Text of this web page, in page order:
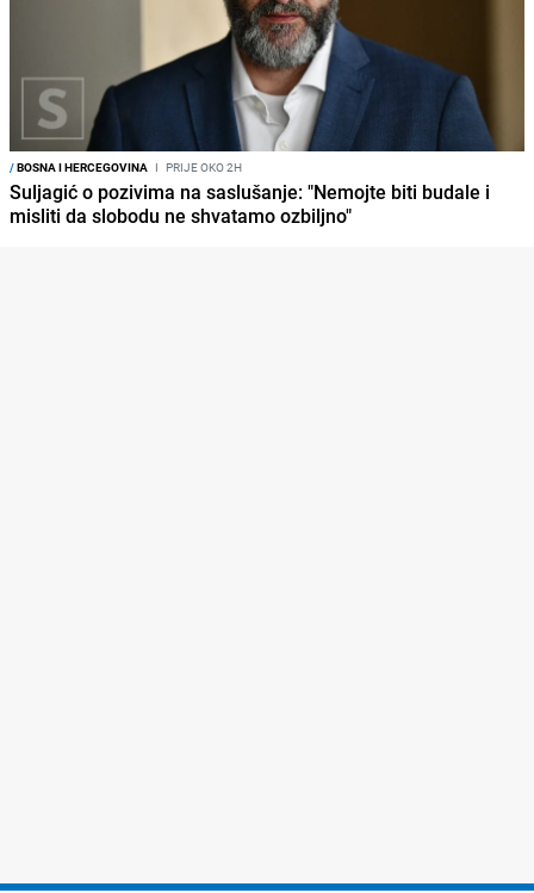
/BOSNA I HERCEGOVINA I PRIJE OKO 2H
Suljagić o pozivima na saslušanje: "Nemojte biti budale i
misliti da slobodu ne shvatamo ozbiljno"